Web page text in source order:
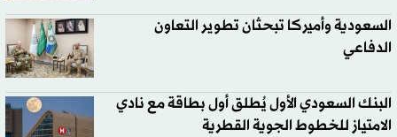
السعودية وأميركا تبحثان تطوير التعاون
الدفاعي
البنك السعودي الأول يُطلق أول بطاقة مع نادي
الامتياز للخطوط الجوية القطرية